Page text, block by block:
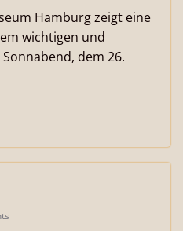
Hamburg zeigt eine
wichtigen und
dem 26.